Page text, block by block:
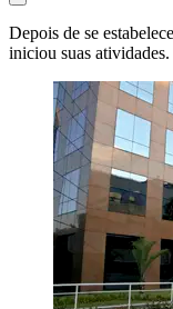
Depois de se
iniciou suas atividades.